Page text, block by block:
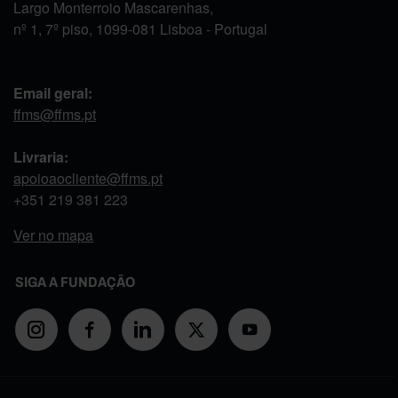
Largo Monterroio Mascarenhas,
nº 1, 7º piso, 1099-081 Lisboa - Portugal
Email geral:
ffms@ffms.pt
Livraria:
apoioaocliente@ffms.pt
+351 219 381 223
Ver no mapa
SIGA A FUNDAÇÃO